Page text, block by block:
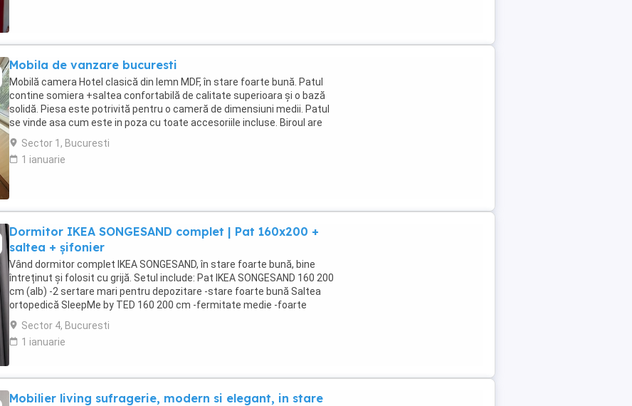
Mobila de vanzare bucuresti
Mobilă camera Hotel clasică din lemn MDF, în stare foarte bună. Patul
contine somiera +saltea confortabilă de calitate superioara și o bază
solidă. Piesa este potrivită pentru o cameră de dimensiuni medii. Patul
se vinde asa cum este in poza cu toate accesoriile incluse. Biroul are
corp incastrat pentru ...
Sector 1, Bucuresti
1 ianuarie
Dormitor IKEA SONGESAND complet | Pat 160x200 +
saltea + șifonier
Vând dormitor complet IKEA SONGESAND, în stare foarte bună, bine
întreținut și folosit cu grijă. Setul include: Pat IKEA SONGESAND 160 200
cm (alb) -2 sertare mari pentru depozitare -stare foarte bună Saltea
ortopedică SleepMe by TED 160 200 cm -fermitate medie -foarte
confortabilă -fără pete și fără ...
Sector 4, Bucuresti
1 ianuarie
Mobilier living sufragerie, modern si elegant, in stare